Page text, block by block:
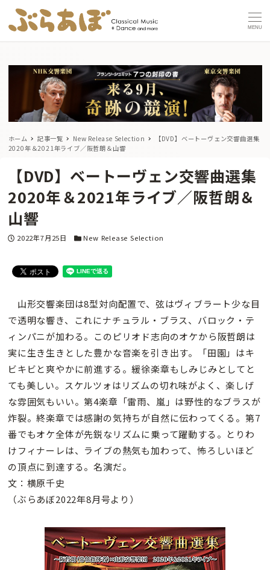
MENU
ホーム 記事一覧 New Release Selection
【DVD】ベートーヴェン交響曲選集
2020年＆2021年ライブ／阪哲朗＆山響
【DVD】ベートーヴェン交響曲選集
2020年＆2021年ライブ／阪哲朗＆
山響
投稿日
2022年7月25日 カテゴリー
New Release Selection
山形交響楽団は8型対向配置で、弦はヴィブラート少な目
で透明な響き、これにナチュラル・ブラス、バロック・テ
ィンパニが加わる。このピリオド志向のオケから阪哲朗は
実に生き生きとした豊かな音楽を引き出す。「田園」はキ
ビキビと爽やかに前進する。緩徐楽章もしみじみとしてと
ても美しい。スケルツォはリズムの切れ味がよく、楽しげ
な雰囲気もいい。第4楽章「雷雨、嵐」は野性的なブラスが
炸裂。終楽章では感謝の気持ちが自然に伝わってくる。第7
番でもオケ全体が先鋭なリズムに乗って躍動する。とりわ
けフィナーレは、ライブの熱気も加わって、怖ろしいほど
の頂点に到達する。名演だ。
文：横原千史
（ぶらあぼ2022年8月号より）